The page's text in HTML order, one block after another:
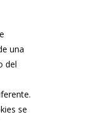
una
del
se